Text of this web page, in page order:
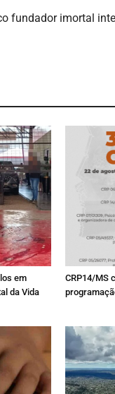
fundador imortal
em
da Vida
CRP14/MS